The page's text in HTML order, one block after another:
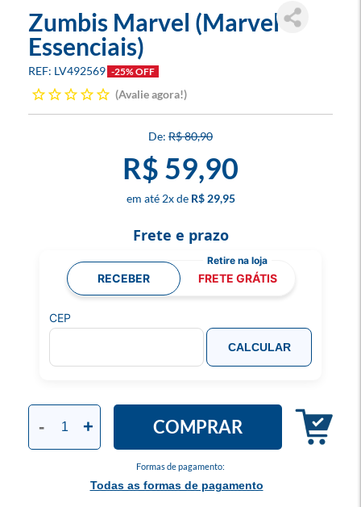
Zumbis Marvel (Marvel
Essenciais)
LV492569 -25% OFF
Avalie agora!
R$ 80,90
R$ 59,90
2x R$ 29,95
Formas de pagamento:
Todas as formas de pagamento
- + COMPRAR
Frete e prazo
RECEBER FRETE GRÁTIS
CEP
CALCULAR